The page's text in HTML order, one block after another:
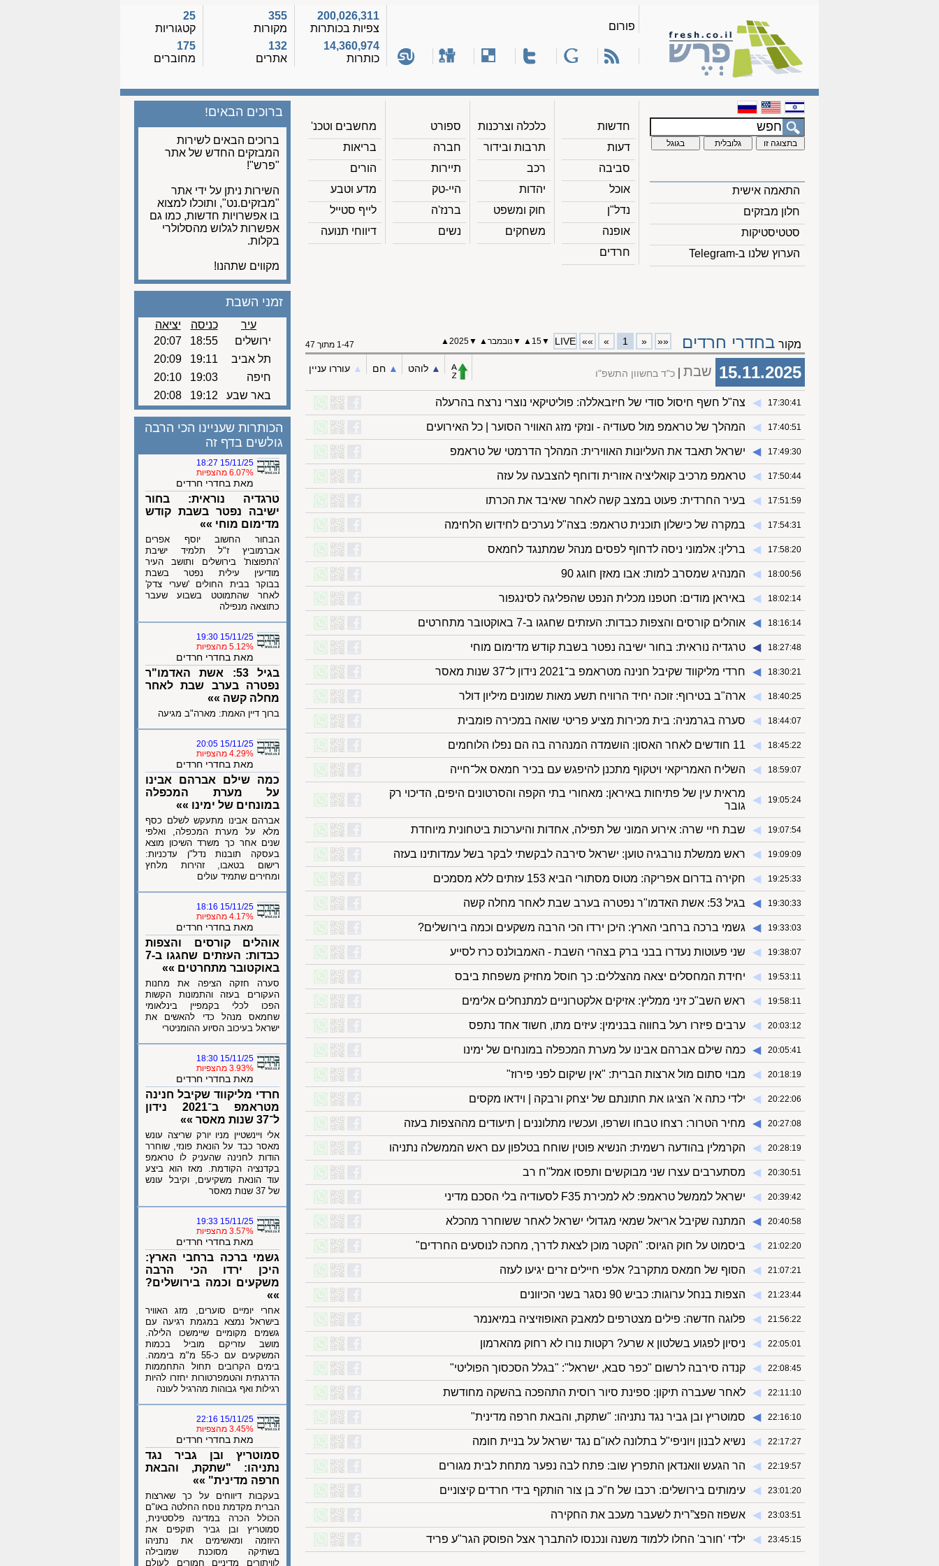
פורום
200,026,311
צפיות בכותרות
14,360,974
כותרות
355
מקורות
132
אתרים
25
קטגוריות
175
מחוברים
התאמה אישית
חלון מבזקים
סטטיסטיקות
הערוץ שלנו ב-Telegram
חדשות
דעות
סביבה
אוכל
נדל"ן
אופנה
חרדים
כלכלה וצרכנות
תרבות ובידור
רכב
יהדות
חוק ומשפט
משחקים
ספורט
חברה
תיירות
היי-טק
ברנז'ה
נשים
מחשבים וטכנ'
בריאות
הורים
מדע וטבע
לייף סטייל
דיווחי תנועה
ברוכים הבאים!
ברוכים הבאים לשירות
המבזקים החדש של אתר
"פרש"!
השירות ניתן על ידי אתר
"מבזקים.נט", ותוכלו למצוא
בו אפשרויות חדשות, כמו גם
אפשרות לגלוש מהסלולרי
בקלות.
מקווים שתהנו!
מקור בחדרי חרדים ««
«
1
»
»»
LIVE
▼
15
▲
▼ נובמבר▲
▼
2025▲ 1-47 מתוך 47
15.11.2025 שבת כ"ד בחשוון התשפ"ו ▲︎ לוהט ▲︎ חם ▲︎ עוררו עניין
17:30:41
◀︎ צה"ל חשף חיסול סודי של חיזבאללה: פוליטיקאי נוצרי נרצח בהרעלה
17:40:51
◀︎ המהלך של טראמפ מול סעודיה - ונזקי מזג האוויר הסוער | כל האירועים
17:49:30
◀︎ ישראל תאבד את העליונות האווירית: המהלך הדרמטי של טראמפ
17:50:44
◀︎ טראמפ מרכיב קואליציה אזורית ודוחף להצבעה על עזה
17:51:59
◀︎ בעיר החרדית: פעוט במצב קשה לאחר שאיבד את הכרתו
17:54:31
◀︎ במקרה של כישלון תוכנית טראמפ: בצה"ל נערכים לחידוש הלחימה
17:58:20
◀︎ ברלין: אלמוני ניסה לדחוף לפסים מנהל שמתנגד לחמאס
18:00:56
◀︎ המנהיג שמסרב למות: אבו מאזן חוגג 90
18:02:14
◀︎ באיראן מודים: חטפנו מכלית הנפט שהפליגה לסינגפור
18:16:14
◀︎ אוהלים קורסים והצפות כבדות: העזתים שחגגו ב-7 באוקטובר מתחרטים
18:27:48
◀︎ טרגדיה נוראית: בחור ישיבה נפטר בשבת קודש מדימום מוחי
18:30:21
◀︎ חרדי מליקווד שקיבל חנינה מטראמפ ב־2021 נידון ל־37 שנות מאסר
18:40:25
◀︎ ארה"ב בטירוף: זוכה יחיד הרוויח תשע מאות שמונים מיליון דולר
18:44:07
◀︎ סערה בגרמניה: בית מכירות מציע פריטי שואה במכירה פומבית
18:45:22
◀︎ 11 חודשים לאחר האסון: הושמדה המנהרה בה הם נפלו הלוחמים
18:59:07
◀︎ השליח האמריקאי ויטקוף מתכנן להיפגש עם בכיר חמאס אל־חייה
19:05:24
◀︎
מראית עין של פתיחות באיראן: מאחורי בתי הקפה והסרטונים היפים, הדיכוי רק
גובר
19:07:54
◀︎ שבת חיי שרה: אירוע המוני של תפילה, אחדות והיערכות ביטחונית מיוחדת
19:09:09
◀︎ ראש ממשלת נורבגיה טוען: ישראל סירבה לבקשתי לבקר בשל עמדותינו בעזה
19:25:33
◀︎ חקירה בדרום אפריקה: מטוס מסתורי הביא 153 עזתים ללא מסמכים
19:30:33
◀︎ בגיל 53: אשת האדמו"ר נפטרה בערב שבת לאחר מחלה קשה
19:33:03
◀︎ גשמי ברכה ברחבי הארץ: היכן ירדו הכי הרבה משקעים וכמה בירושלים?
19:38:07
◀︎ שני פעוטות נעדרו בבני ברק בצהרי השבת - האמבולנס כרז לסייע
19:53:11
◀︎ יחידת המחסלים יצאה מהצללים: כך חוסל מחזיק משפחת ביבס
19:58:11
◀︎ ראש השב"כ זיני ממליץ: אזיקים אלקטרוניים למתנחלים אלימים
20:03:12
◀︎ ערבים פיזרו רעל בחווה בבנימין: עיזים מתו, חשוד אחד נתפס
20:05:41
◀︎ כמה שילם אברהם אבינו על מערת המכפלה במונחים של ימינו
20:18:19
◀︎ מבוי סתום מול ארצות הברית: "אין שיקום לפני פירוז"
20:22:06
◀︎ ילדי כתה א' הציגו את חתונתם של יצחק ורבקה | וידאו מקסים
20:27:08
◀︎ מחיר הטרור: רצחו טבחו ושרפו, ועכשיו מתלוננים | תיעודים מההצפות בעזה
20:28:19
◀︎ הקרמלין בהודעה רשמית: הנשיא פוטין שוחח בטלפון עם ראש הממשלה נתניהו
20:30:51
◀︎ מסתערבים עצרו שני מבוקשים ותפסו אמל"ח רב
20:39:42
◀︎ ישראל לממשל טראמפ: לא למכירת F35 לסעודיה בלי הסכם מדיני
20:40:58
◀︎ המתנה שקיבל אריאל שמאי מגדולי ישראל לאחר ששוחרר מהכלא
21:02:20
◀︎ ביסמוט על חוק הגיוס: "הקטר מוכן לצאת לדרך, מחכה לנוסעים החרדים"
21:07:21
◀︎ הסוף של חמאס מתקרב? אלפי חיילים זרים יגיעו לעזה
21:23:44
◀︎ הצפות בנחל ערוגות: כביש 90 נסגר בשני הכיוונים
21:56:22
◀︎ פלוגה חדשה: פילים מצטרפים למאבק האופוזיציה במיאנמר
22:05:01
◀︎ ניסיון לפגוע בשלטון א שרע? רקטות נורו לא רחוק מהארמון
22:08:45
◀︎ קנדה סירבה לרשום "כפר סבא, ישראל": "בגלל הסכסוך הפוליטי"
22:11:10
◀︎ לאחר שעברה תיקון: ספינת סיור רוסית התהפכה בהשקה מחודשת
22:16:10
◀︎ סמוטריץ ובן גביר נגד נתניהו: "שתקת, והבאת חרפה מדינית"
22:17:27
◀︎ נשיא לבנון ויוניפי"ל בתלונה לאו"ם נגד ישראל על בניית חומה
22:19:57
◀︎ הר הגעש וואנדאן התפרץ שוב: פתח לבה נפער מתחת לבית מגורים
23:01:20
◀︎ עימותים בירושלים: רכבו של ח"כ בן צור הותקף בידי חרדים קיצוניים
23:03:51
◀︎ אשפוז הפצ”רית לשעבר מעכב את החקירה
23:45:15
◀︎ ילדי 'חורב' החלו ללמוד משנה ונכנסו להתברך אצל הפוסק הגר"ע פריד
זמני השבת
עיר כניסה
יציאה
ירושלים
18:55
20:07
תל אביב
19:11
20:09
חיפה
19:03
20:10
באר שבע
19:12
20:08
הכותרות שעניינו הכי הרבה
גולשים בדף זה
15/11/25 18:27
6.07% מהצפיות
מאת בחדרי חרדים
טרגדיה נוראית: בחור
ישיבה נפטר בשבת קודש
מדימום מוחי »»
הבחור החשוב יוסף אפרים
אברמוביץ ז"ל תלמיד ישיבת
'התפוצות' בירושלים ותושב העיר
מודיעין עילית נפטר בשבת
בבוקר בבית החולים 'שערי צדק'
לאחר שהתמוטט בשבוע שעבר
כתוצאה מנפילה
15/11/25 19:30
5.12% מהצפיות
מאת בחדרי חרדים
בגיל 53: אשת האדמו"ר
נפטרה בערב שבת לאחר
מחלה קשה »»
ברוך דיין האמת: מארה"ב מגיעה
15/11/25 20:05
4.29% מהצפיות
מאת בחדרי חרדים
כמה שילם אברהם אבינו
על מערת המכפלה
במונחים של ימינו »»
אברהם אבינו מתעקש לשלם כסף
מלא על מערת המכפלה, ואלפי
שנים אחר כך משרד השיכון מוצא
בעסקה תובנות נדל"ן עדכניות:
רישום בטאבו, זהירות מלחץ
ומחירים שתמיד עולים
15/11/25 18:16
4.17% מהצפיות
מאת בחדרי חרדים
אוהלים קורסים והצפות
כבדות: העזתים שחגגו ב-7
באוקטובר מתחרטים »»
סערה חזקה הציפה את מחנות
העקורים בעזה והתמונות הקשות
הפכו לכלי בקמפיין בינלאומי
שחמאס מנהל כדי להאשים את
ישראל בעיכוב הסיוע ההומניטרי
15/11/25 18:30
3.93% מהצפיות
מאת בחדרי חרדים
חרדי מליקווד שקיבל חנינה
מטראמפ ב־2021 נידון
ל־37 שנות מאסר »»
אלי ויינשטיין מניו יורק שריצה עונש
מאסר כבד על הונאת פונזי, שוחרר
הודות לחנינה שהעניק לו טראמפ
בקדנציה הקודמת. מאז הוא ביצע
עוד הונאת משקיעים, וקיבל עונש
של 37 שנות מאסר
15/11/25 19:33
3.57% מהצפיות
מאת בחדרי חרדים
גשמי ברכה ברחבי הארץ:
היכן ירדו הכי הרבה
משקעים וכמה בירושלים?
»»
אחרי יומיים סוערים, מזג האוויר
בישראל נמצא במגמת רגיעה עם
גשמים מקומיים שיימשכו הלילה.
מושב עזריקם מוביל בכמות
המשקעים עם כ-55 מ"מ ביממה.
בימים הקרובים תחול התחממות
הדרגתית והטמפרטורות יחזרו להיות
רגילות ואף גבוהות מהרגיל לעונה
15/11/25 22:16
3.45% מהצפיות
מאת בחדרי חרדים
סמוטריץ ובן גביר נגד
נתניהו: "שתקת, והבאת
חרפה מדינית" »»
בעקבות דיווחים על כך שארצות
הברית מקדמת נוסח החלטה באו"ם
הכולל הכרה במדינה פלסטינית,
סמוטריץ ובן גביר תוקפים את
היוזמה ומאשימים את נתניהו
בשתיקה מסוכנת שמובילה
לוויתורים מדיניים חמורים לעולם